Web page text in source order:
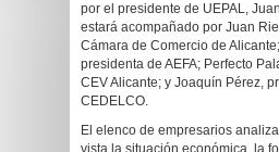
por el presidente de UEPAL,
estará acompañado por Juan
Cámara de Comercio de
presidenta de AEFA; Perfecto
CEV Alicante; y Joaquín Pérez,
CEDELCO.
El elenco de empresarios
vista la situación económica, la